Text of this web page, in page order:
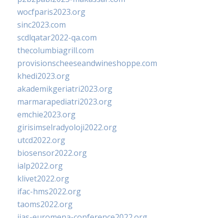
wocfparis2023.org
sinc2023.com
scdlqatar2022-qa.com
thecolumbiagrill.com
provisionscheeseandwineshoppe.com
khedi2023.org
akademikgeriatri2023.org
marmarapediatri2023.org
emchie2023.org
girisimselradyoloji2022.org
utcd2022.org
biosensor2022.org
ialp2022.org
klivet2022.org
ifac-hms2022.org
taoms2022.org